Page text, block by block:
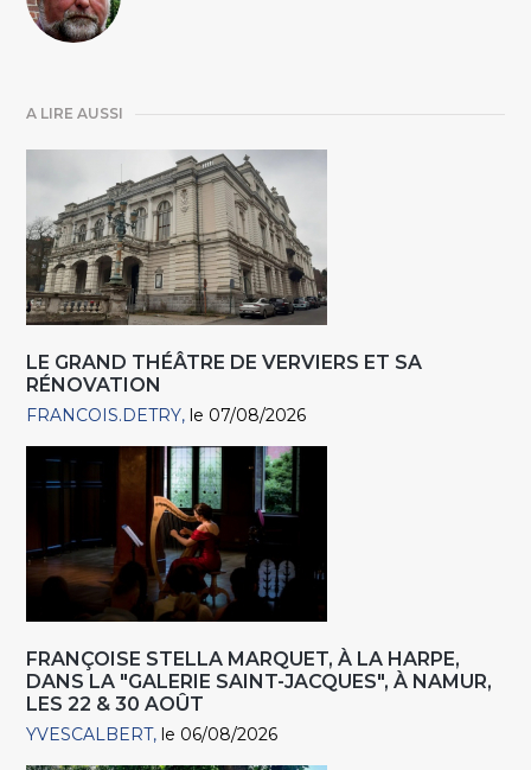
A LIRE AUSSI
LE GRAND THÉÂTRE DE VERVIERS ET SA
RÉNOVATION
FRANCOIS.DETRY le 07/08/2026
FRANÇOISE STELLA MARQUET, À LA HARPE,
DANS LA "GALERIE SAINT-JACQUES", À NAMUR,
LES 22 & 30 AOÛT
YVESCALBERT le 06/08/2026